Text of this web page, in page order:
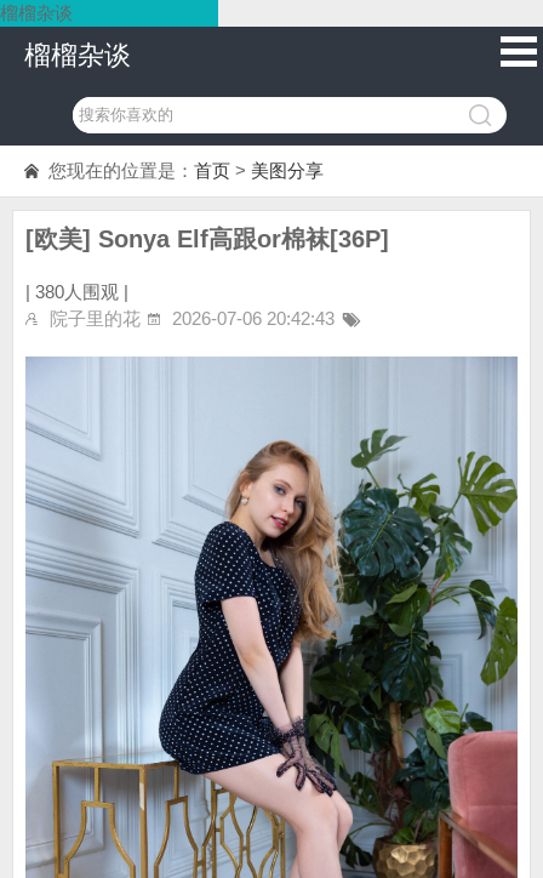
榴榴杂谈
榴榴杂谈
您现在的位置是： 首页 > 美图分享
[欧美] Sonya Elf高跟or棉袜[36P]
| 380人围观 |
院子里的花
2026-07-06 20:42:43